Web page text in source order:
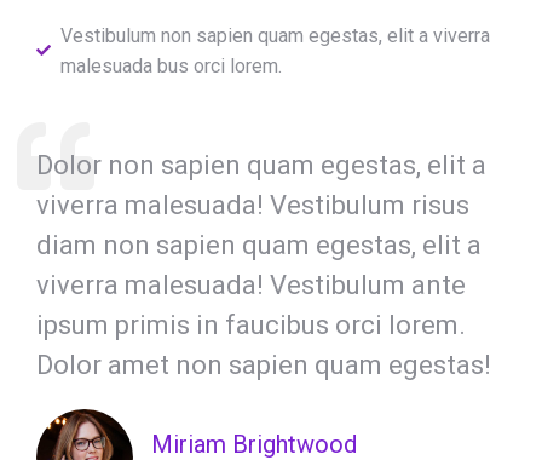
Vestibulum non sapien quam egestas, elit a viverra
malesuada bus orci lorem.
Dolor non sapien quam egestas, elit a
viverra malesuada! Vestibulum risus
diam non sapien quam egestas, elit a
viverra malesuada! Vestibulum ante
ipsum primis in faucibus orci lorem.
Dolor amet non sapien quam egestas!
Miriam Brightwood